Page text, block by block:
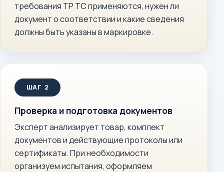
требования ТР ТС применяются, нужен ли
документ о соответствии и какие сведения
должны быть указаны в маркировке.
Проверка и подготовка документов
Эксперт анализирует товар, комплект
документов и действующие протоколы или
сертификаты. При необходимости
организуем испытания, оформляем